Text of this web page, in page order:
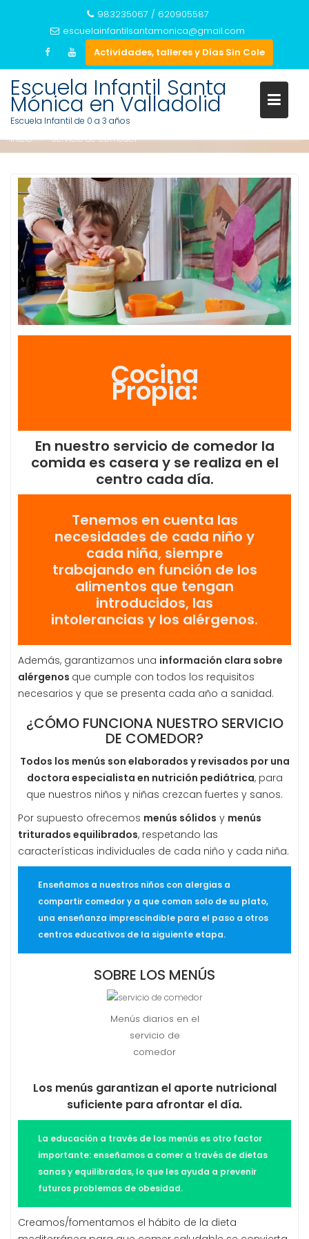
contenido
983235067 / 620905587
escuelainfantilsantamonica@gmail.com
Actividades, talleres y Días Sin Cole
Escuela Infantil Santa
Mónica en Valladolid
Escuela Infantil de 0 a 3 años
SERVICIO DE COMEDOR
Inicio Servicio de Comedor
Cocina
Propia:
En nuestro servicio de comedor la
comida es casera y se realiza en el
centro cada día.
Tenemos en cuenta las
necesidades de cada niño y
cada niña, siempre
trabajando en función de los
alimentos que tengan
introducidos, las
intolerancias y los alérgenos.
Además, garantizamos una información clara sobre
alérgenos que cumple con todos los requisitos
necesarios y que se presenta cada año a sanidad.
¿CÓMO FUNCIONA NUESTRO SERVICIO
DE COMEDOR?
Todos los menús son elaborados y revisados por una
doctora especialista en nutrición pediátrica, para
que nuestros niños y niñas crezcan fuertes y sanos.
Por supuesto ofrecemos menús sólidos y menús
triturados equilibrados, respetando las
características individuales de cada niño y cada niña.
Enseñamos a nuestros niños con alergias a
compartir comedor y a que coman solo de su plato,
una enseñanza imprescindible para el paso a otros
centros educativos de la siguiente etapa.
SOBRE LOS MENÚS
Menús diarios en el
servicio de
comedor
Los menús garantizan el aporte nutricional
suficiente para afrontar el día.
La educación a través de los menús es otro factor
importante: enseñamos a comer a través de dietas
sanas y equilibradas, lo que les ayuda a prevenir
futuros problemas de obesidad.
Creamos/fomentamos el hábito de la dieta